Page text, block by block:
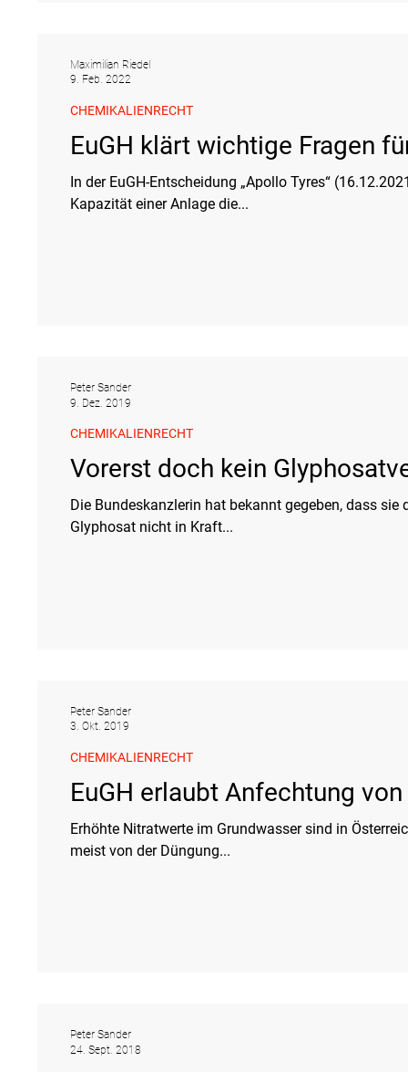
EuGH klärt wichtige Fragen
In der EuGH-Entscheidung „Apollo Tyres“
Kapazität einer Anlage die...
CHEMIKALIENRECHT
Maximilian Riedel
9. Feb. 2022
Vorerst doch kein
Die Bundeskanzlerin hat bekannt gegeben, dass
Glyphosat nicht in Kraft...
CHEMIKALIENRECHT
Peter Sander
9. Dez. 2019
EuGH erlaubt Anfechtung
Erhöhte Nitratwerte im Grundwasser sind in
meist von der Düngung...
CHEMIKALIENRECHT
Peter Sander
3. Okt. 2019
Peter Sander
24. Sept. 2018